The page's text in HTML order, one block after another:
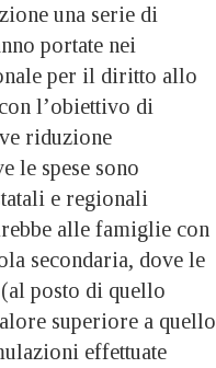
una serie di
portate nei
per il diritto allo
l’obiettivo di
riduzione
le spese sono
e regionali
alle famiglie con
secondaria, dove le
posto di quello
superiore a quello
effettuate